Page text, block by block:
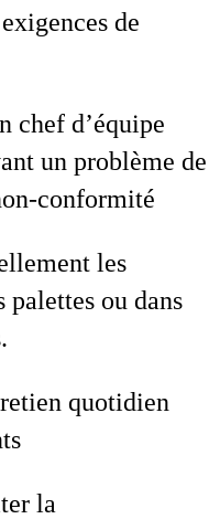
de
chef d’équipe
un problème de
conformité
les
palettes ou dans
quotidien
la